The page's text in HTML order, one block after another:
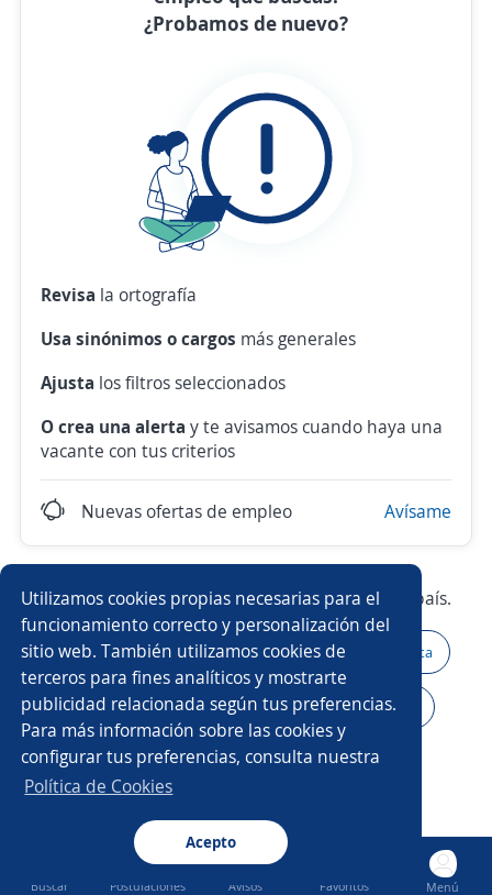
Buscar Postulaciones Avisos Favoritos Menú
¿Probamos de nuevo?
Revisa la ortografía
Usa sinónimos o cargos más generales
Ajusta los filtros seleccionados
O crea una alerta y te avisamos cuando haya una
vacante con tus criterios
Nuevas ofertas de empleo Avísame
Prueba con los empleos más demandados del país.
Atención al cliente Asesor/a de ventas Higienista
Producción Auxiliar de almacén Impulsador/a
Ejecutivo/a de ventas Agente seguros
Asistente/a contable Ejecutivo/a comercial
Utilizamos cookies propias necesarias para el
funcionamiento correcto y personalización del
sitio web. También utilizamos cookies de
terceros para fines analíticos y mostrarte
publicidad relacionada según tus preferencias.
Para más información sobre las cookies y
configurar tus preferencias, consulta nuestra
Política de Cookies
Acepto